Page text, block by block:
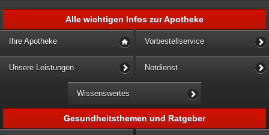
Alle wichtigen Infos zur Apotheke
Ihre Apotheke Vorbestellservice
Unsere Leistungen Notdienst
Wissenswertes
Gesundheitsthemen und Ratgeber